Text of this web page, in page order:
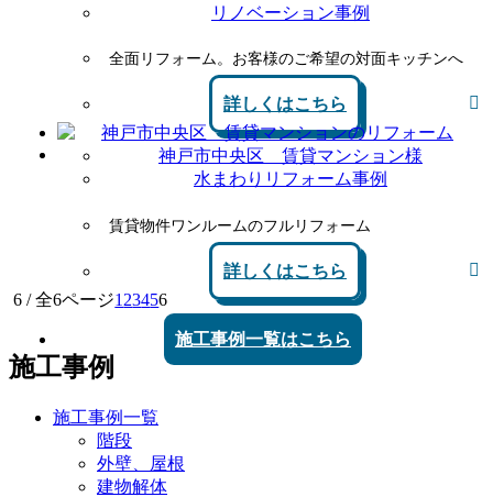
リノベーション事例
全面リフォーム。お客様のご希望の対面キッチンへ
詳しくはこちら
神戸市中央区 賃貸マンション様
水まわりリフォーム事例
賃貸物件ワンルームのフルリフォーム
詳しくはこちら
6 / 全6ページ1 23456
施工事例一覧はこちら
施工事例
施工事例一覧
階段
外壁、屋根
建物解体